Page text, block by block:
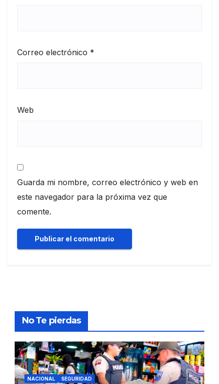
Correo electrónico *
Web
Guarda mi nombre, correo electrónico y web en
este navegador para la próxima vez que
comente.
No Te pierdas
NACIONAL SEGURIDAD